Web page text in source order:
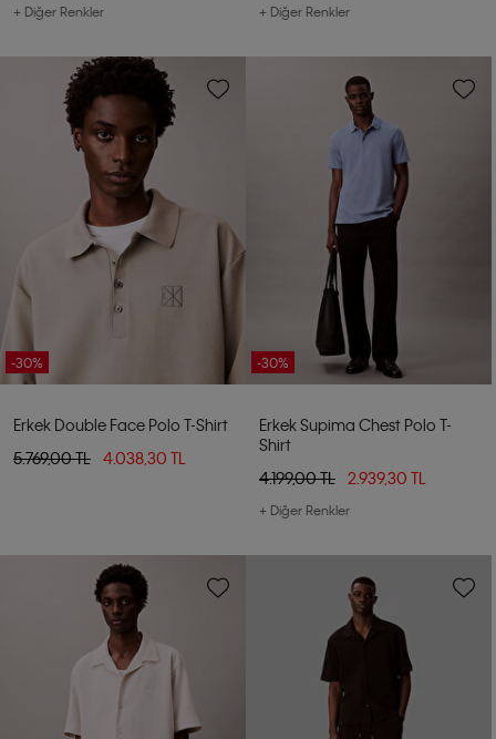
+ Diğer Renkler + Diğer Renkler
-30%
Erkek Double Face Polo T-Shirt
5.769,00 TL
4.038,30 TL
-30%
Erkek Supima Chest Polo T-
Shirt
4.199,00 TL
2.939,30 TL
+ Diğer Renkler